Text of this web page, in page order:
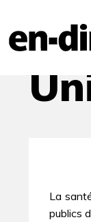
La
publics